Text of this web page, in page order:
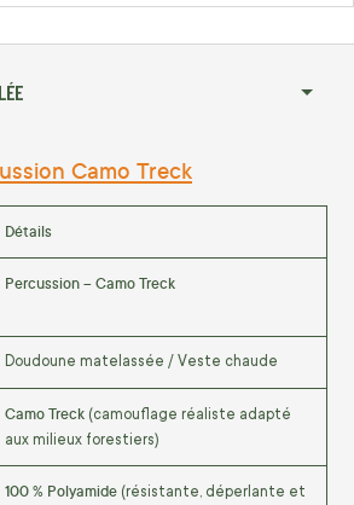
Camo Treck
Détails
Percussion – Camo Treck
Doudoune matelassée / Veste chaude
Camo Treck (camouflage réaliste adapté
aux milieux forestiers)
100 % Polyamide (résistante, déperlante et